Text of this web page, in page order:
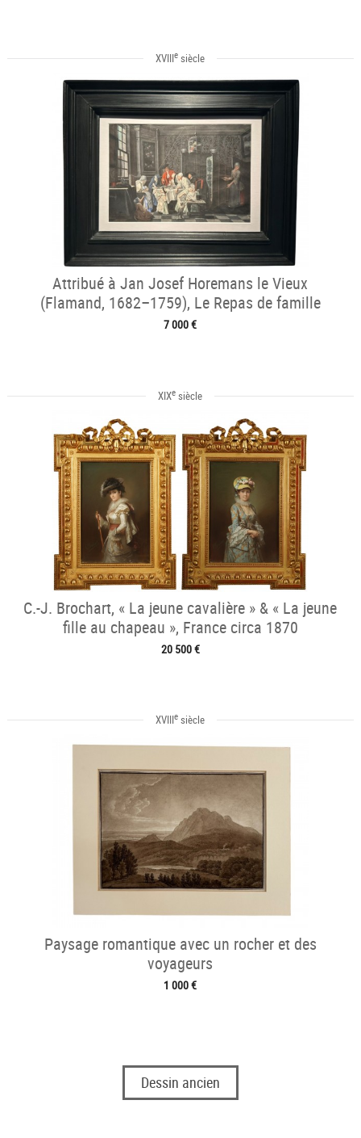
XVIIIe siècle
Attribué à Jan Josef Horemans le Vieux
(Flamand, 1682–1759), Le Repas de famille
7 000 €
XIXe siècle
C.-J. Brochart, « La jeune cavalière » & « La jeune
fille au chapeau », France circa 1870
20 500 €
XVIIIe siècle
Paysage romantique avec un rocher et des
voyageurs
1 000 €
Dessin ancien